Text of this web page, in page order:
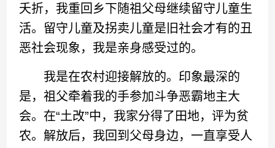
夭折，我重回乡下随祖父母继续留守儿童生
活。留守儿童及拐卖儿童是旧社会才有的丑
恶社会现象，我是亲身感受过的。
我是在农村迎接解放的。印象最深的
是，祖父牵着我的手参加斗争恶霸地主大
会。在“土改”中，我家分得了田地，评为贫
农。解放后，我回到父母身边，一直享受人